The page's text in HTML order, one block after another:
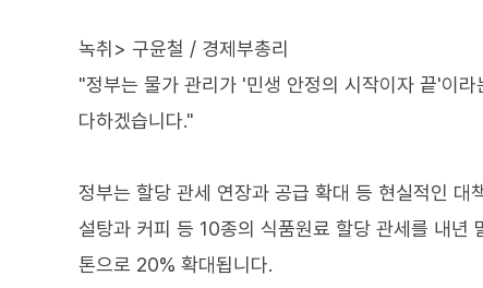
녹취> 구윤철 / 경제부총리
"정부는 물가 관리가 '민생 안정의 시작이자 끝'이
다하겠습니다."
정부는 할당 관세 연장과 공급 확대 등 현실적인 대
설탕과 커피 등 10종의 식품원료 할당 관세를 내년
톤으로 20% 확대됩니다.